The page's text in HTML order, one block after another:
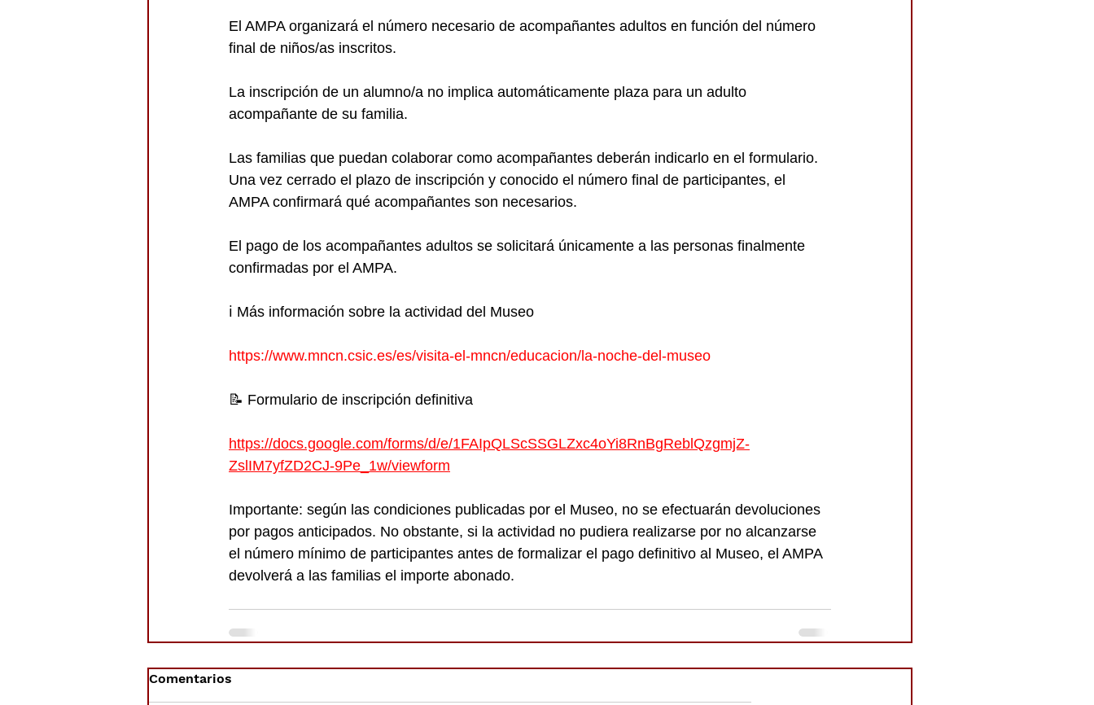
El AMPA organizará el número necesario de acompañantes adultos en función del número
final de niños/as inscritos.
La inscripción de un alumno/a no implica automáticamente plaza para un adulto
acompañante de su familia.
Las familias que puedan colaborar como acompañantes deberán indicarlo en el formulario.
Una vez cerrado el plazo de inscripción y conocido el número final de participantes, el
AMPA confirmará qué acompañantes son necesarios.
El pago de los acompañantes adultos se solicitará únicamente a las personas finalmente
confirmadas por el AMPA.
ℹ️ Más información sobre la actividad del Museo
https://www.mncn.csic.es/es/visita-el-mncn/educacion/la-noche-del-museo
📝 Formulario de inscripción definitiva
https://docs.google.com/forms/d/e/1FAIpQLScSSGLZxc4oYi8RnBgReblQzgmjZ-
ZslIM7yfZD2CJ-9Pe_1w/viewform
Importante: según las condiciones publicadas por el Museo, no se efectuarán devoluciones
por pagos anticipados. No obstante, si la actividad no pudiera realizarse por no alcanzarse
el número mínimo de participantes antes de formalizar el pago definitivo al Museo, el AMPA
devolverá a las familias el importe abonado.
Comentarios